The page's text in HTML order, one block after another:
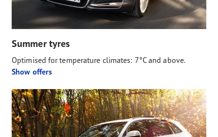
Summer tyres
Optimised for temperature climates: 7°C and above.
Show offers